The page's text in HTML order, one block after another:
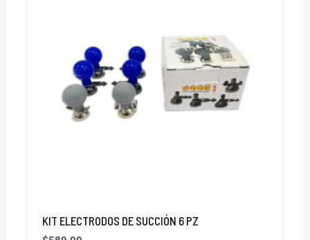
KIT ELECTRODOS DE SUCCIÓN 6 PZ